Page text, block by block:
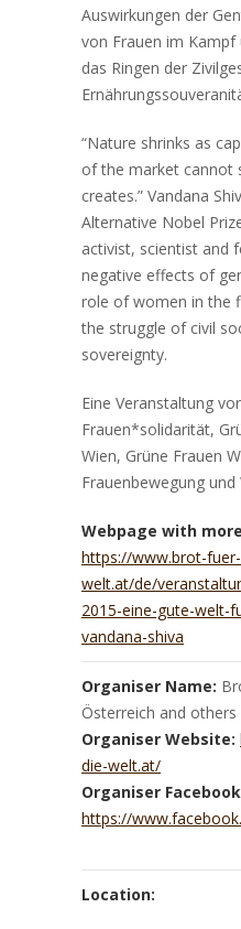
Auswirkungen der
von Frauen im
das Ringen der
“Nature shrinks as
of the market cannot
creates.” Vandana
Alternative Nobel
activist, scientist and
negative effects of
role of women in the
the struggle of civil
sovereignty.
Eine Veranstaltung
Frauen*solidarität,
Wien, Grüne Frauen
Frauenbewegung und
Webpage with
https://www.brot-
welt.at/de/
2015-eine-gute-welt-
vandana-shiva
Organiser Name:
Österreich and others
Organiser Website:
die-welt.at/
Organiser
https://
Location: